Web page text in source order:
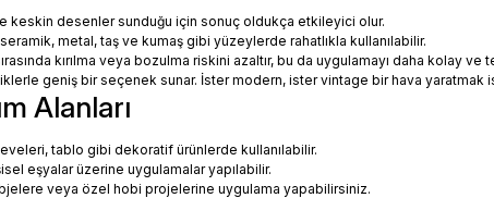
keskin desenler sunduğu için sonuç oldukça etkileyici olur.
metal, taş ve kumaş gibi yüzeylerde rahatlıkla kullanılabilir.
kırılma veya bozulma riskini azaltır, bu da uygulamayı daha kolay ve
geniş bir seçenek sunar. İster modern, ister vintage bir hava yaratmak
Alanları
tablo gibi dekoratif ürünlerde kullanılabilir.
eşyalar üzerine uygulamalar yapılabilir.
veya özel hobi projelerine uygulama yapabilirsiniz.